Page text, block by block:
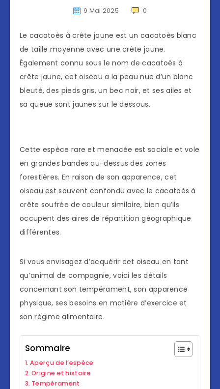
9 Mai 2025 0
Le cacatoès à crête jaune est un cacatoès blanc
de taille moyenne avec une crête jaune.
Également connu sous le nom de cacatoès à
crête jaune, cet oiseau a la peau nue d’un blanc
bleuté, des pieds gris, un bec noir, et ses ailes et
sa queue sont jaunes sur le dessous.
Cette espèce rare et menacée est sociale et vole
en grandes bandes au-dessus des zones
forestières. En raison de son apparence, cet
oiseau est souvent confondu avec le cacatoès à
crête soufrée de couleur similaire, bien qu’ils
occupent des aires de répartition géographique
différentes.
Si vous envisagez d’acquérir cet oiseau en tant
qu’animal de compagnie, voici les détails
concernant son tempérament, son apparence
physique, ses besoins en matière d’exercice et
son régime alimentaire.
Sommaire
Aperçu de l’espèce
Origine et histoire
Tempérament